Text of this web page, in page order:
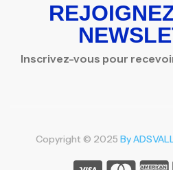
Inscrivez-vous pour
Copyright © 2025 By